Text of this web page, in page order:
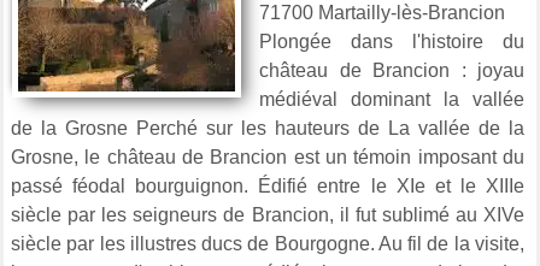
71700 Martailly-lès-Brancion
Plongée dans l'histoire du
château de Brancion : joyau
médiéval dominant la vallée
de la Grosne Perché sur les hauteurs de La vallée de la
Grosne, le château de Brancion est un témoin imposant du
passé féodal bourguignon. Édifié entre le XIe et le XIIIe
siècle par les seigneurs de Brancion, il fut sublimé au XIVe
siècle par les illustres ducs de Bourgogne. Au fil de la visite,